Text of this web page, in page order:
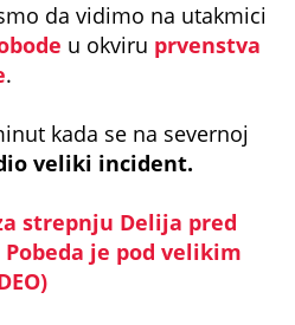
da vidimo na utakmici
u okviru prvenstva
.
kada se na severnoj
veliki incident.
strepnju Delija pred
Pobeda je pod velikim